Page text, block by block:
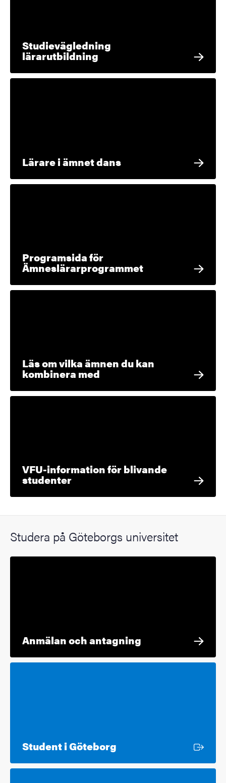
Studievägledning
lärarutbildning
Lärare i ämnet dans
Programsida för
Ämneslärarprogrammet
Läs om vilka ämnen du kan
kombinera med
VFU-information för blivande
studenter
Studera på Göteborgs universitet
Anmälan och antagning
Student i Göteborg